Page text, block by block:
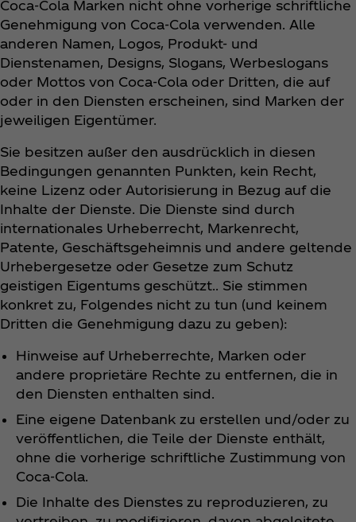
Coca‑Cola Marken nicht ohne vorherige schriftliche
Genehmigung von Coca‑Cola verwenden. Alle
anderen Namen, Logos, Produkt- und
Dienstenamen, Designs, Slogans, Werbeslogans
oder Mottos von Coca‑Cola oder Dritten, die auf
oder in den Diensten erscheinen, sind Marken der
jeweiligen Eigentümer.
Sie besitzen außer den ausdrücklich in diesen
Bedingungen genannten Punkten, kein Recht,
keine Lizenz oder Autorisierung in Bezug auf die
Inhalte der Dienste. Die Dienste sind durch
internationales Urheberrecht, Markenrecht,
Patente, Geschäftsgeheimnis und andere geltende
Urhebergesetze oder Gesetze zum Schutz
geistigen Eigentums geschützt.. Sie stimmen
konkret zu, Folgendes nicht zu tun (und keinem
Dritten die Genehmigung dazu zu geben):
Hinweise auf Urheberrechte, Marken oder
andere proprietäre Rechte zu entfernen, die in
den Diensten enthalten sind.
Eine eigene Datenbank zu erstellen und/oder zu
veröffentlichen, die Teile der Dienste enthält,
ohne die vorherige schriftliche Zustimmung von
Coca‑Cola.
Die Inhalte des Dienstes zu reproduzieren, zu